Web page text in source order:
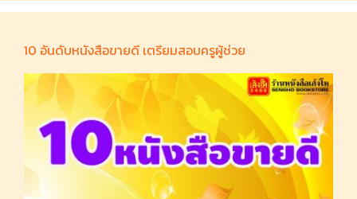
10 อันดับหนังสือขายดี เตรียมสอบครูผู้ช่วย